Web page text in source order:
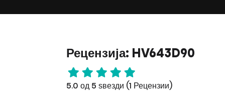
Рецензија: HV643D90
5.0 од 5 ѕвезди (1 Рецензии)